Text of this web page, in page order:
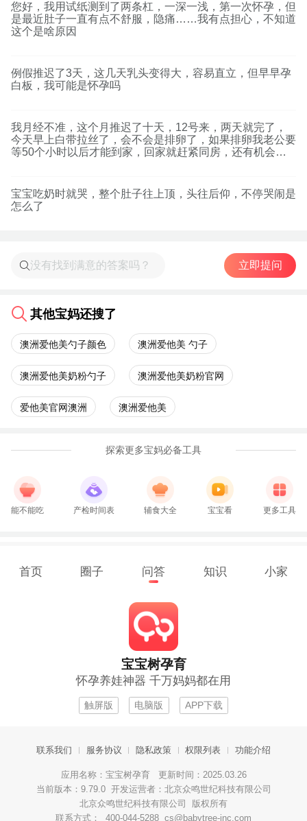
您好，我用试纸测到了两条杠，一深一浅，第一次怀孕，但
是最近肚子一直有点不舒服，隐痛……我有点担心，不知道
这个是啥原因
例假推迟了3天，这几天乳头变得大，容易直立，但早早孕
白板，我可能是怀孕吗
我月经不准，这个月推迟了十天，12号来，两天就完了，
今天早上白带拉丝了，会不会是排卵了，如果排卵我老公要
等50个小时以后才能到家，回家就赶紧同房，还有机会怀
宝宝吃奶时就哭，整个肚子往上顶，头往后仰，不停哭闹是
怎么了
立即提问
其他宝妈还搜了
澳洲爱他美勺子颜色 澳洲爱他美 勺子
澳洲爱他美奶粉勺子 澳洲爱他美奶粉官网
爱他美官网澳洲 澳洲爱他美
探索更多宝妈必备工具
能不能吃 产检时间表 辅食大全 宝宝看 更多工具
首页 圈子 问答 知识 小家
宝宝树孕育
怀孕养娃神器 千万妈妈都在用
触屏版 电脑版 APP下载
联系我们 服务协议 隐私政策 权限列表 功能介绍
应用名称：宝宝树孕育 更新时间：2025.03.26
当前版本：9.79.0 开发运营者：北京众鸣世纪科技有限公司
北京众鸣世纪科技有限公司 版权所有
联系方式： 400-044-5288 cs@babytree-inc.com